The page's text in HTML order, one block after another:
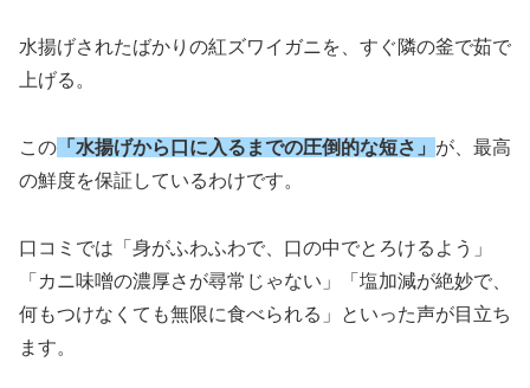
水揚げされたばかりの紅ズワイガニを、すぐ隣の釜で茹で
上げる。
この 「水揚げから口に入るまでの圧倒的な短さ」 が、最高
の鮮度を保証しているわけです。
口コミでは「身がふわふわで、口の中でとろけるよう」
「カニ味噌の濃厚さが尋常じゃない」「塩加減が絶妙で、
何もつけなくても無限に食べられる」といった声が目立ち
ます。